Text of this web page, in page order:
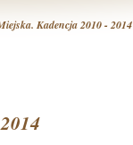
Kadencja 2010 - 2014